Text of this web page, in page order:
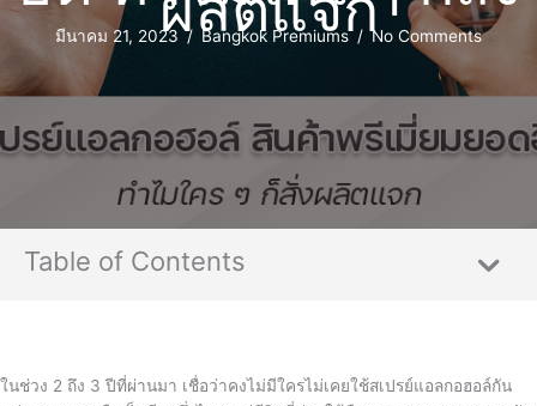
มีนาคม 21, 2023 / Bangkok Premiums/ No Comments
Table of Contents
ในช่วง 2 ถึง 3 ปีที่ผ่านมา เชื่อว่าคงไม่มีใครไม่เคยใช้สเปรย์แอลกอฮอล์กัน